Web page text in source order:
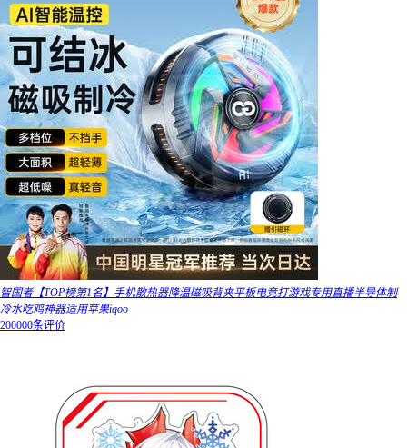
智国者【TOP榜第1名】手机散热器降温磁吸背夹平板电竞打游戏专用直播半导体制
冷水吃鸡神器适用苹果iqoo
200000条评价